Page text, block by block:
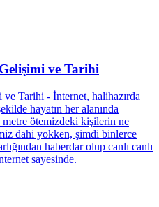
ve Tarihi
Tarihi - İnternet, halihazırda
hayatın her alanında
metre ötemizdeki kişilerin ne
dahi yokken, şimdi binlerce
haberdar olup canlı canlı
sayesinde.